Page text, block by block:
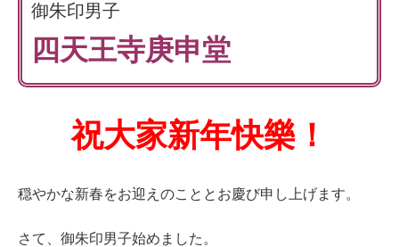
御朱印男子
四天王寺庚申堂
祝大家新年快樂！
穏やかな新春をお迎えのこととお慶び申し上げます。
さて、御朱印男子始めました。